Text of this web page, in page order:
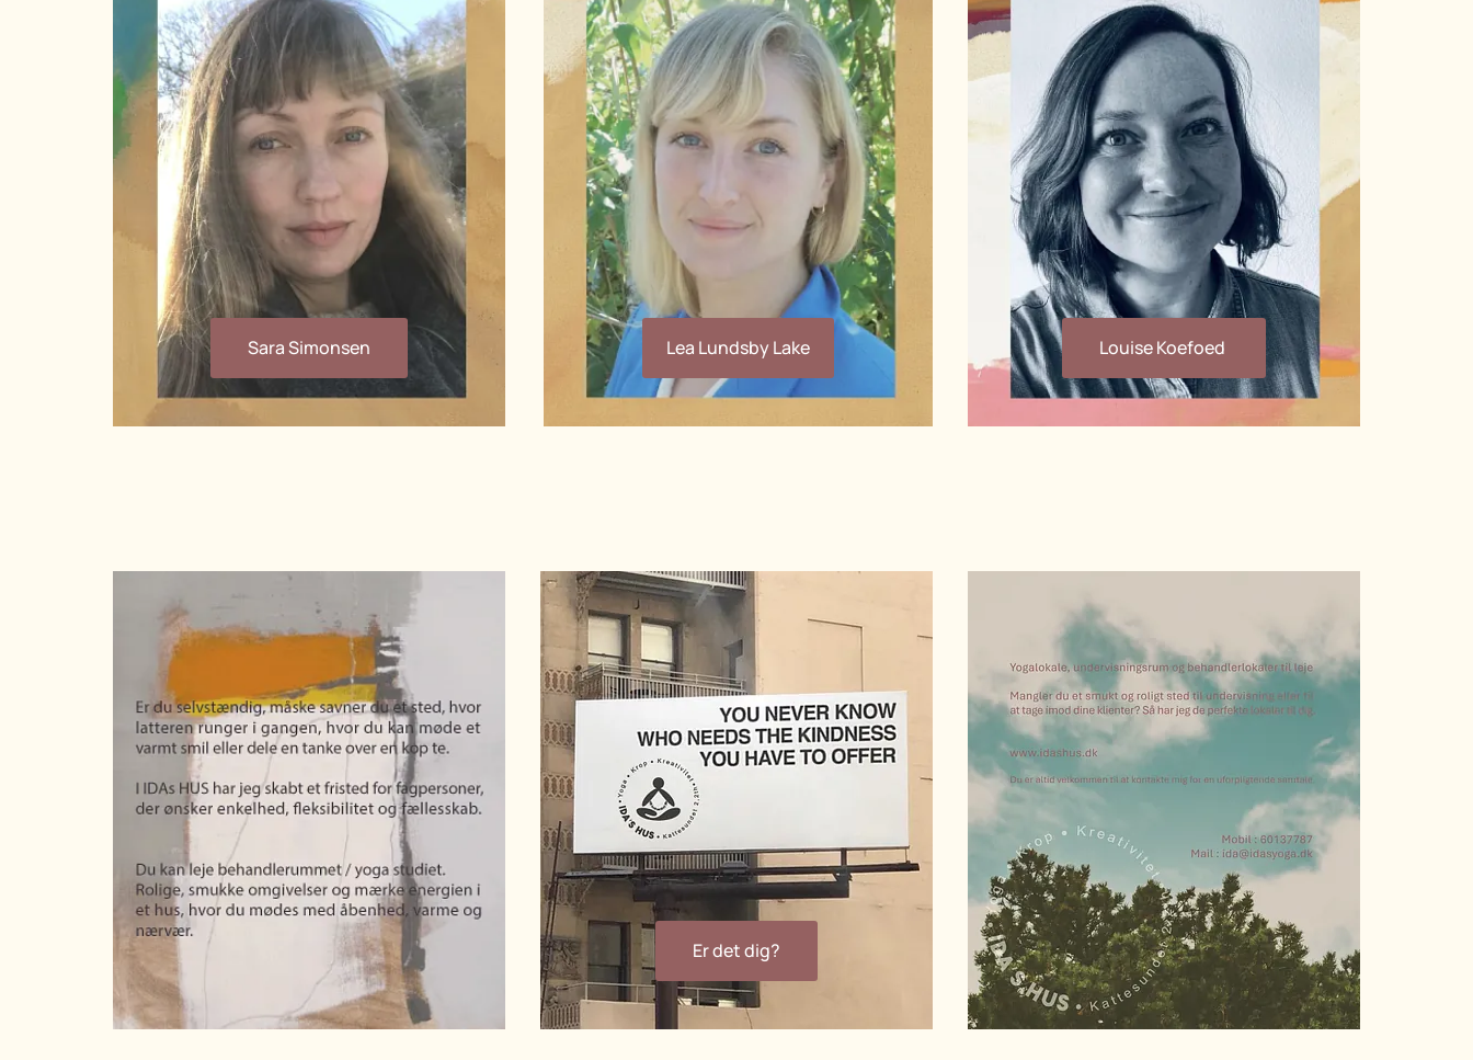
Skriv tekst her
Dark Subtitle
Dark Body Text - Nulla iaculis lorem in
dapibus aliquet. Integer interdum
nibh ac faucibus sollicitudin.
Sara Simonsen Lea Lundsby Lake Louise Koefoed
Skriv tekst her
Dark Subtitle
Dark Body Text - Nulla iaculis lorem in
dapibus aliquet. Integer interdum
nibh ac faucibus sollicitudin.
Er det dig?
Lea Lundsby Lake